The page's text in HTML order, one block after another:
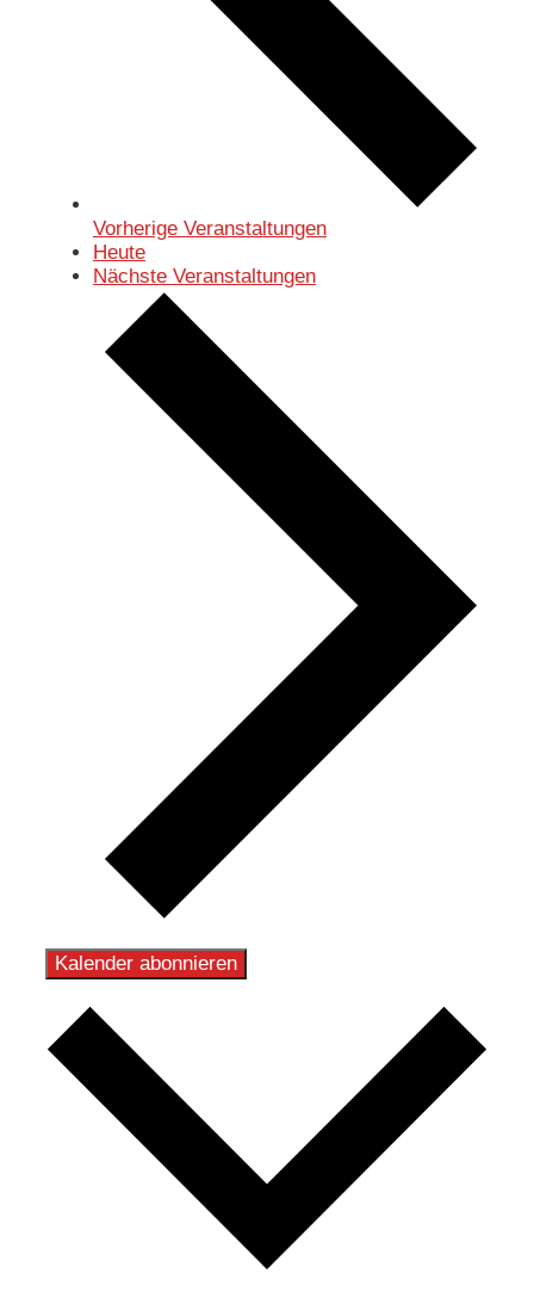
Vorherige Veranstaltungen
Heute
Nächste Veranstaltungen
Kalender abonnieren